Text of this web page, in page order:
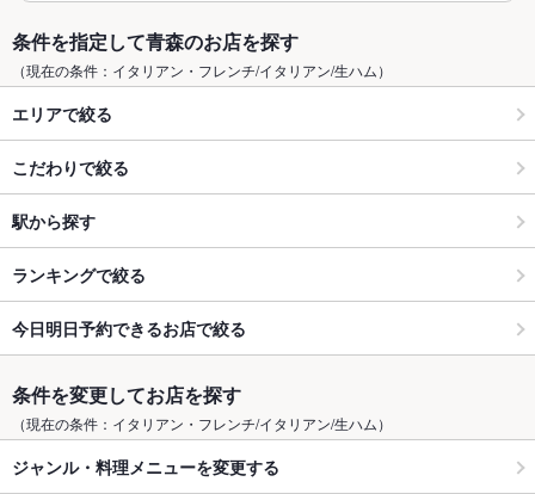
条件を指定して青森のお店を探す
（現在の条件：イタリアン・フレンチ/イタリアン/生ハム）
エリアで絞る
こだわりで絞る
駅から探す
ランキングで絞る
今日明日予約できるお店で絞る
条件を変更してお店を探す
（現在の条件：イタリアン・フレンチ/イタリアン/生ハム）
ジャンル・料理メニューを変更する